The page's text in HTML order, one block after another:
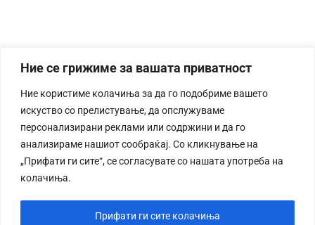
Ние се грижиме за вашата приватност
Ние користиме колачиња за да го подобриме вашето
искуство со прелистување, да опслужуваме
персонализирани реклами или содржини и да го
анализираме нашиот сообраќај. Со кликнување на
„Прифати ги сите“, се согласувате со нашата употреба на
колачиња.
Прифати ги сите колачиња
СТОРИЈА